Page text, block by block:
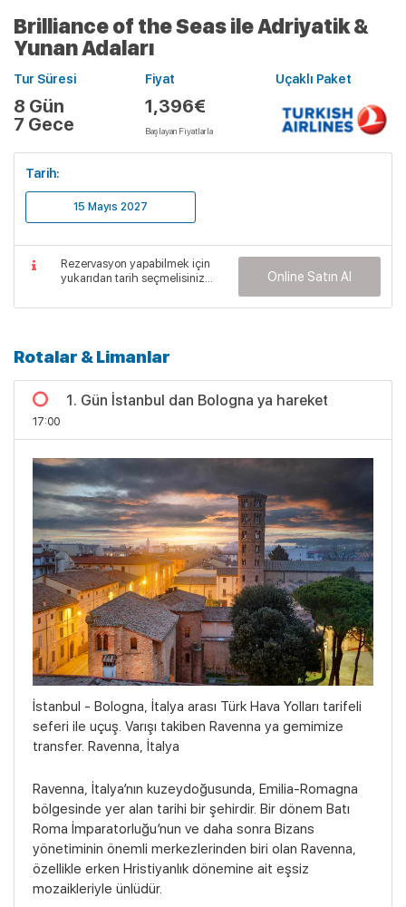
Brilliance of the Seas ile Adriyatik &
Yunan Adaları
Tur Süresi
8 Gün
7 Gece
Fiyat
1,396€
Başlayan Fiyatlarla
Uçaklı Paket
Tarih:
15 Mayıs 2027
Rezervasyon yapabilmek için
yukarıdan tarih seçmelisiniz...
Online Satın Al
Rotalar & Limanlar
1. Gün İstanbul dan Bologna ya hareket
17:00
İstanbul - Bologna, İtalya arası Türk Hava Yolları tarifeli
seferi ile uçuş. Varışı takiben Ravenna ya gemimize
transfer. Ravenna, İtalya
Ravenna, İtalya’nın kuzeydoğusunda, Emilia-Romagna
bölgesinde yer alan tarihi bir şehirdir. Bir dönem Batı
Roma İmparatorluğu’nun ve daha sonra Bizans
yönetiminin önemli merkezlerinden biri olan Ravenna,
özellikle erken Hristiyanlık dönemine ait eşsiz
mozaikleriyle ünlüdür.